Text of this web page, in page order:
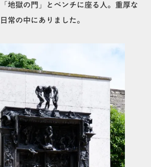
地獄の門」とベンチに座る人。重厚な
常の中にありました。